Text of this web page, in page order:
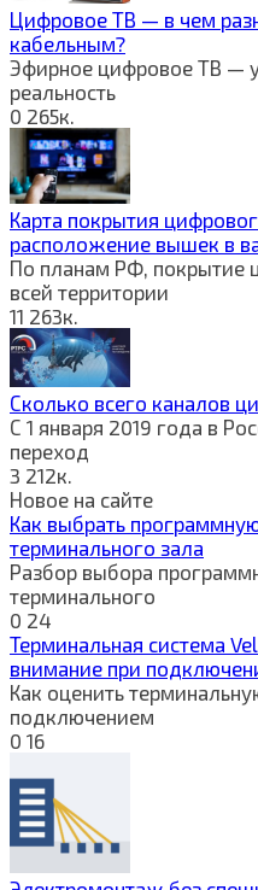
Цифровое ТВ — в чем
кабельным?
Эфирное цифровое ТВ —
реальность
0 265к.
Карта покрытия
расположение вышек в
По планам РФ, покрытие
всей территории
11 263к.
Сколько всего каналов
С 1 января 2019 года в
переход
3 212к.
Новое на сайте
Как выбрать
терминального зала
Разбор выбора
терминального
0 24
Терминальная система
внимание при
Как оценить
подключением
0 16